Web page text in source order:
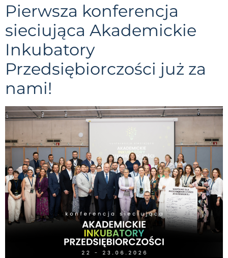
Pierwsza konferencja
sieciująca Akademickie
Inkubatory
Przedsiębiorczości już za
nami!